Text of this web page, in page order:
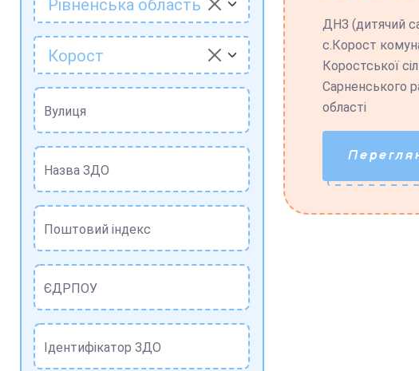
Рівненська область
Корост
Вулиця
Назва ЗДО
Поштовий індекс
ЄДРПОУ
Ідентифікатор ЗДО
ДНЗ (дитячий
с.Корост
Коростської
Сарненського
області